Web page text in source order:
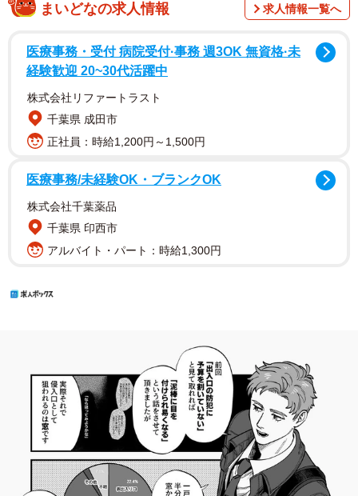
まいどなの求人情報 求人情報一覧へ
医療事務・受付 病院受付·事務 週3OK 無資格·未
経験歓迎 20~30代活躍中
株式会社リファートラスト
千葉県 成田市
正社員：時給1,200円～1,500円
医療事務/未経験OK・ブランクOK
株式会社千葉薬品
千葉県 印西市
アルバイト・パート：時給1,300円